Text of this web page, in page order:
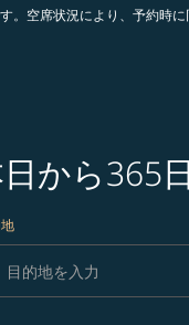
空席状況により、予約時
から365